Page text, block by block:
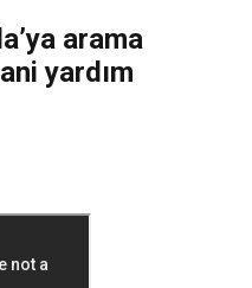
arama
yardım